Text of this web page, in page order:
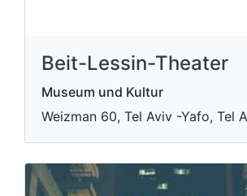
Beit-Lessin-Theater
Museum und Kultur
Weizman 60, Tel Aviv -Yafo, Tel